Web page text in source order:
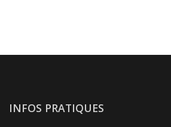
INFOS PRATIQUES